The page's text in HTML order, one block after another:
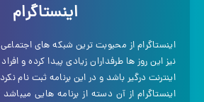
اینستاگرام
اینستاگرام از محبوبت ترین شبکه های
نیز این روز ها طرفداران زیادی پیدا کرده و
اینترنت درگیر باشد و در این برنامه ثبت نام
اینستاگرام از آن دسته از برنامه هایی